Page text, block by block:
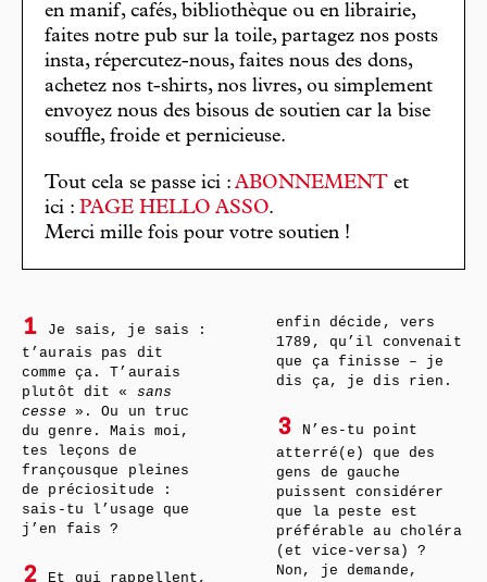
en manif, cafés, bibliothèque ou en librairie,
faites notre pub sur la toile, partagez nos posts
insta, répercutez-nous, faites nous des dons,
achetez nos t-shirts, nos livres, ou simplement
envoyez nous des bisous de soutien car la bise
souffle, froide et pernicieuse.
Tout cela se passe ici : ABONNEMENT et
ici : PAGE HELLO ASSO.
Merci mille fois pour votre soutien !
1
Je sais, je sais :
t’aurais pas dit
comme ça. T’aurais
plutôt dit « sans
cesse ». Ou un truc
du genre. Mais moi,
tes leçons de
françousque pleines
de préciositude :
sais-tu l’usage que
j’en fais ?
2
Et qui rappellent,
enfin décide, vers
1789, qu’il convenait
que ça finisse – je
dis ça, je dis rien.
3
N’es-tu point
atterré(e) que des
gens de gauche
puissent considérer
que la peste est
préférable au choléra
(et vice-versa) ?
Non, je demande,